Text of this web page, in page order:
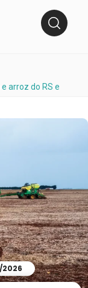
arroz do RS e